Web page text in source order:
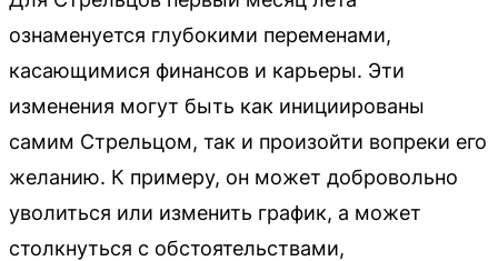
ознаменуется глубокими переменами,
касающимися финансов и карьеры. Эти
изменения могут быть как инициированы
самим Стрельцом, так и произойти вопреки его
желанию. К примеру, он может добровольно
уволиться или изменить график, а может
столкнуться с обстоятельствами,